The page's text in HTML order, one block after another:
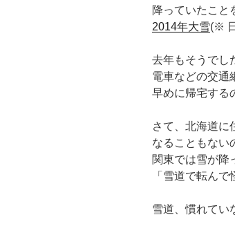
降っていたこと
2014年大雪(※
去年もそうでし
電車などの交通
早めに帰宅する
さて、北海道に
なることもない
関東では雪が降
「雪道で転ん
雪道、慣れてい